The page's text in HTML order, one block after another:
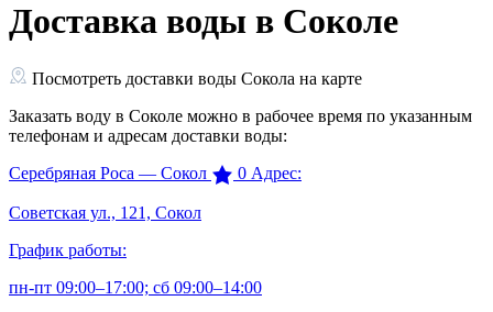
Доставка воды в Соколе
Посмотреть доставки воды Сокола на карте
Заказать воду в Соколе можно в рабочее время по указанным
телефонам и адресам доставки воды:
Серебряная Роса — Сокол
0 Адрес:
Советская ул., 121, Сокол
График работы:
пн-пт 09:00–17:00; сб 09:00–14:00